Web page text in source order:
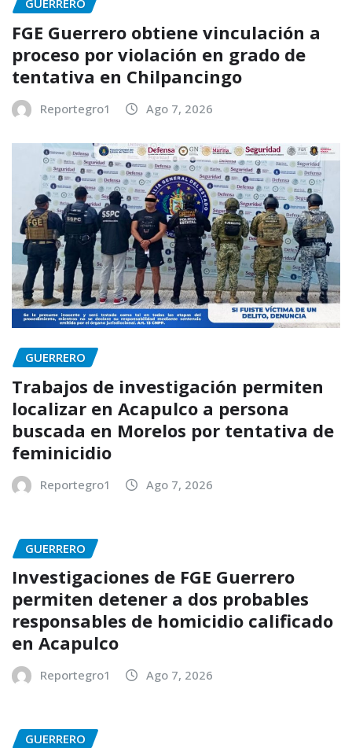
GUERRERO
FGE Guerrero obtiene vinculación a
proceso por violación en grado de
tentativa en Chilpancingo
Reportegro1 Ago 7, 2026
GUERRERO
Trabajos de investigación permiten
localizar en Acapulco a persona
buscada en Morelos por tentativa de
feminicidio
Reportegro1 Ago 7, 2026
GUERRERO
Investigaciones de FGE Guerrero
permiten detener a dos probables
responsables de homicidio calificado
en Acapulco
Reportegro1 Ago 7, 2026
GUERRERO